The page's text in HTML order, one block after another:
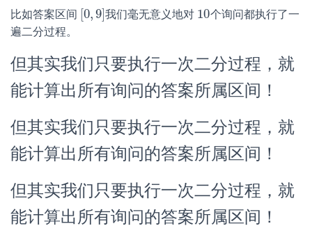
比如答案区间 [0,9]
[0, 9] 我们毫无意义地对 10
10个询问都执行了一
遍二分过程。
但其实我们只要执行一次二分过程，就
能计算出所有询问的答案所属区间！
但其实我们只要执行一次二分过程，就
能计算出所有询问的答案所属区间！
但其实我们只要执行一次二分过程，就
能计算出所有询问的答案所属区间！